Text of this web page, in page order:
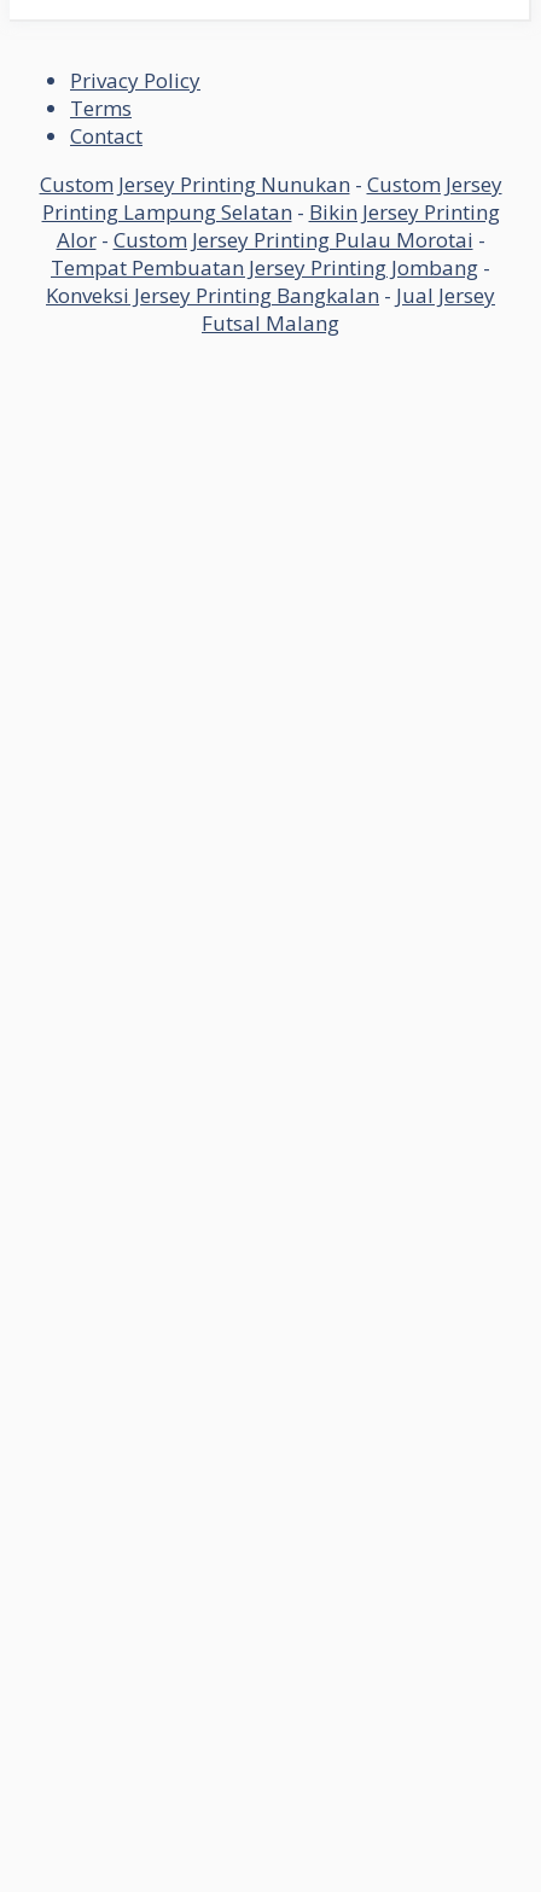
Privacy Policy
Terms
Contact
Custom Jersey Printing Nunukan - Custom Jersey
Printing Lampung Selatan - Bikin Jersey Printing
Alor- Custom Jersey Printing Pulau Morotai -
Tempat Pembuatan Jersey Printing Jombang -
Konveksi Jersey Printing Bangkalan - Jual Jersey
Futsal Malang